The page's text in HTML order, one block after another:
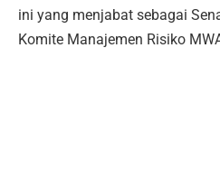
ini yang menjabat sebagai
Komite Manajemen Risiko